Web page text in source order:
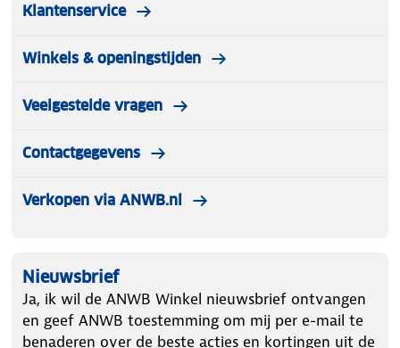
Klantenservice
Winkels & openingstijden
Veelgestelde vragen
Contactgegevens
Verkopen via ANWB.nl
Nieuwsbrief
Ja, ik wil de ANWB Winkel nieuwsbrief ontvangen
en geef ANWB toestemming om mij per e-mail te
benaderen over de beste acties en kortingen uit de